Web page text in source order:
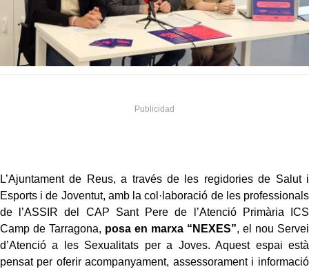
L’Ajuntament de Reus, a través de les regidories de Salut i
Esports i de Joventut, amb la col·laboració de les professionals
de l’ASSIR del CAP Sant Pere de l’Atenció Primària ICS
Camp de Tarragona, posa en marxa “NEXES”, el nou Servei
d’Atenció a les Sexualitats per a Joves. Aquest espai està
pensat per oferir acompanyament, assessorament i informació